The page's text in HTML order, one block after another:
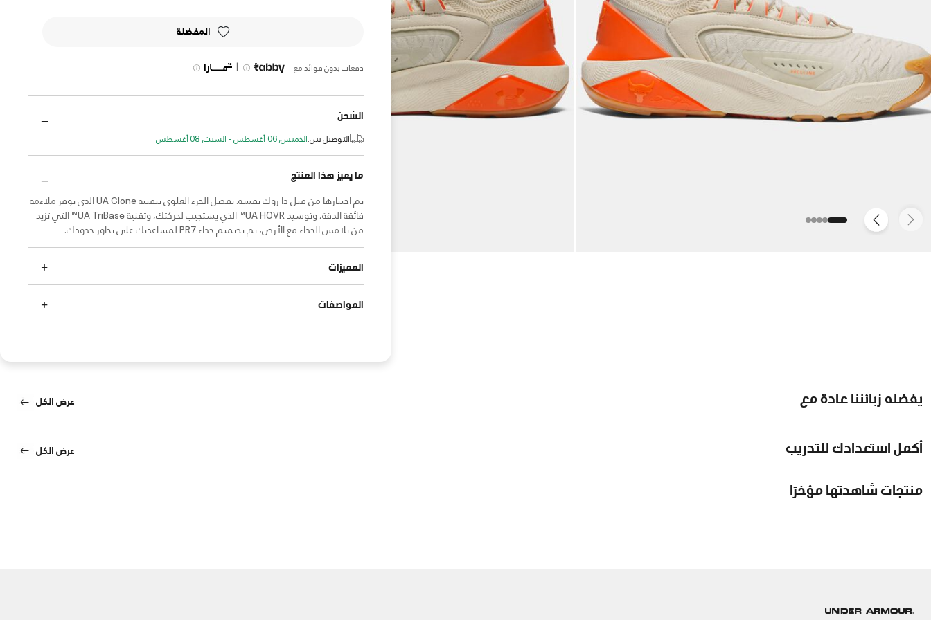
المفضلة
دفعات بدون فوائد مع |
الشحن
التوصيل بين:الخميس, 06 أغسطس - السبت, 08 أغسطس
ما يميز هذا المنتج
تم اختبارها من قبل ذا روك نفسه. بفضل الجزء العلوي بتقنية UA Clone الذي يوفر ملاءمة
فائقة الدقة، وتوسيد UA HOVR™ الذي يستجيب لحركتك، وتقنية UA TriBase™ التي تزيد
من تلامس الحذاء مع الأرض، تم تصميم حذاء PR7 لمساعدتك على تجاوز حدودك.
المميزات
المواصفات
يفضله زبائننا عادة مع عرض الكل
أكمل استعدادك للتدريب عرض الكل
منتجات شاهدتها مؤخرًا